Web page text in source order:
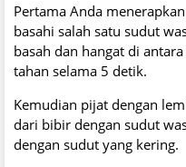
Pertama Anda
basahi salah satu sudut
basah dan hangat di
tahan selama 5 detik.
Kemudian pijat dengan
dari bibir dengan sudut
dengan sudut yang kering.